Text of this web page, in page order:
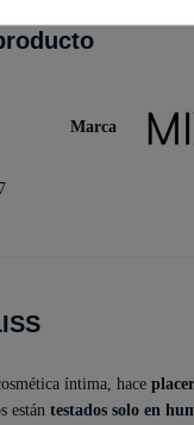
Marca
íntima, hace
están testados solo en